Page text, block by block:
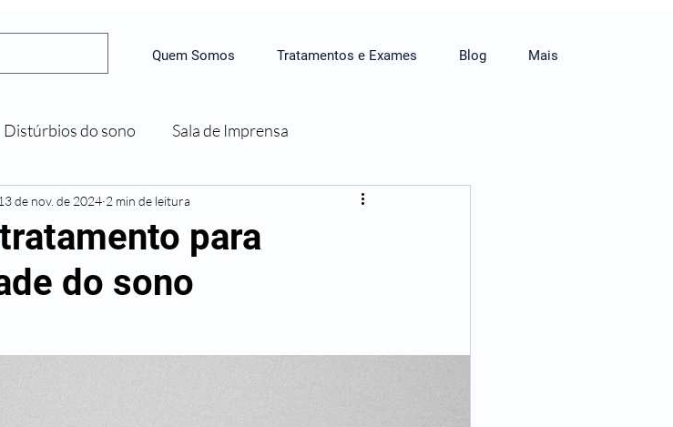
Quem Somos Tratamentos e Exames Blog Mais
Distúrbios do sono Sala de Imprensa
para
do sono
13 de nov. de 2024 2 min de leitura